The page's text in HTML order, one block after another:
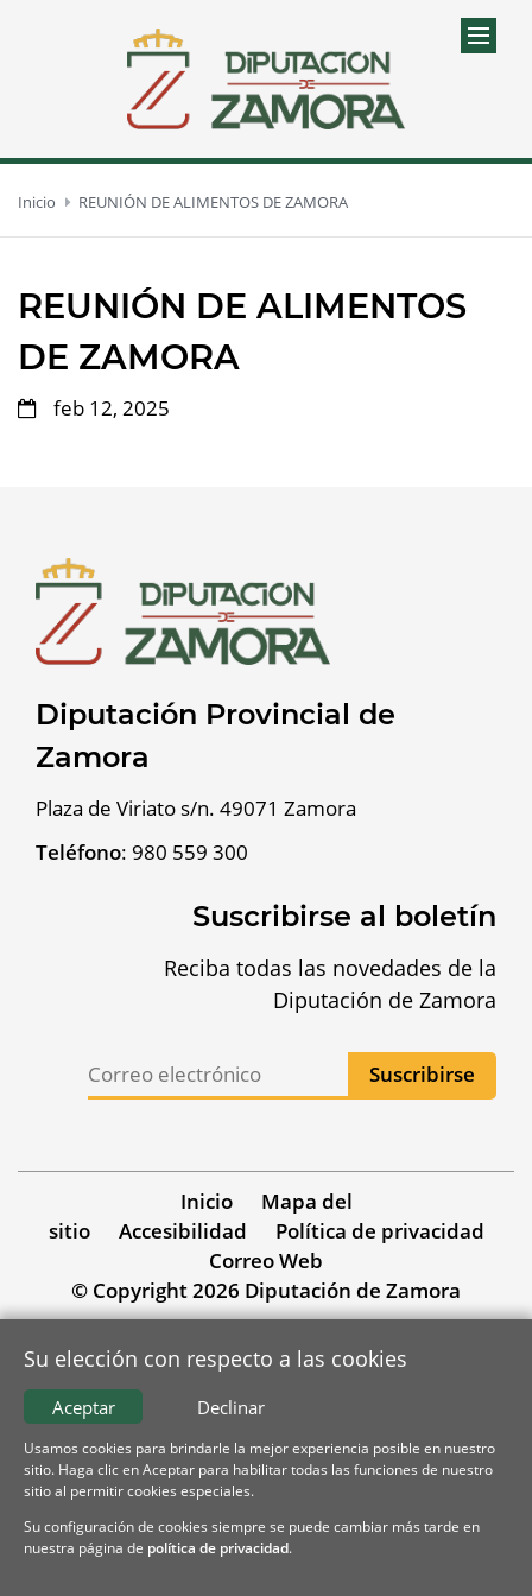
Inicio REUNIÓN DE ALIMENTOS DE ZAMORA
REUNIÓN DE ALIMENTOS
DE ZAMORA
feb 12, 2025
Diputación Provincial de
Zamora
Plaza de Viriato s/n. 49071 Zamora
Teléfono: 980 559 300
Suscribirse al boletín
Reciba todas las novedades de la
Diputación de Zamora
Inicio
Mapa del
sitio
Accesibilidad
Política de privacidad
Correo Web
© Copyright 2026 Diputación de Zamora
Su elección con respecto a las cookies
Declinar
Aceptar
Usamos cookies para brindarle la mejor experiencia posible en nuestro
sitio. Haga clic en Aceptar para habilitar todas las funciones de nuestro
sitio al permitir cookies especiales.
Su configuración de cookies siempre se puede cambiar más tarde en
nuestra página de política de privacidad.